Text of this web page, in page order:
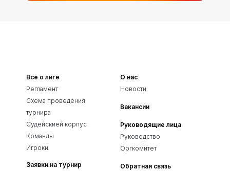
Все о лиге
Регламент
Схема проведения
турнира
Судейскией корпус
Команды
Игроки
Заявки на турнир
О нас
Новости
Вакансии
Руководящие лица
Руководство
Оргкомитет
Обратная связь